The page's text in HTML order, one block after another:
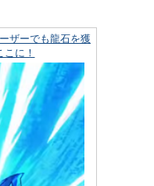
ザーでも龍石を獲
に！